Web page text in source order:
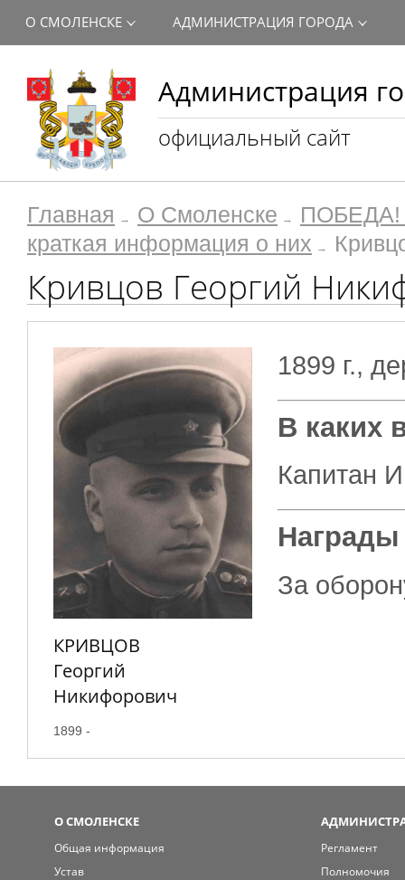
Администрация
официальный сайт
О СМОЛЕНСКЕ АДМИНИСТРАЦИЯ ГОРОДА
Главная О Смоленске
ПОБЕДА!
краткая информация о них
Кривцов Георгий
КРИВЦОВ
Георгий
Никифорович
1899 -
1899 г.,
В каких
Капитан
Награды
За
О СМОЛЕНСКЕ
Общая информация
Устав
Регламент
Полномочия